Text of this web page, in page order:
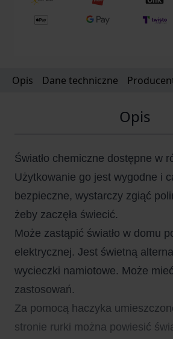
Opis Dane techniczne
Opis
Światło chemiczne dostępne w
Użytkowanie go jest wygodne i
bezpieczne, wystarczy zgiąć
żeby zaczęła świecić.
Może zastąpić światło w domu
elektrycznej. Jest świetną
wycieczki namiotowe. Może
zastosowań.
Za pomocą haczyka
stronie rurki można powiesić